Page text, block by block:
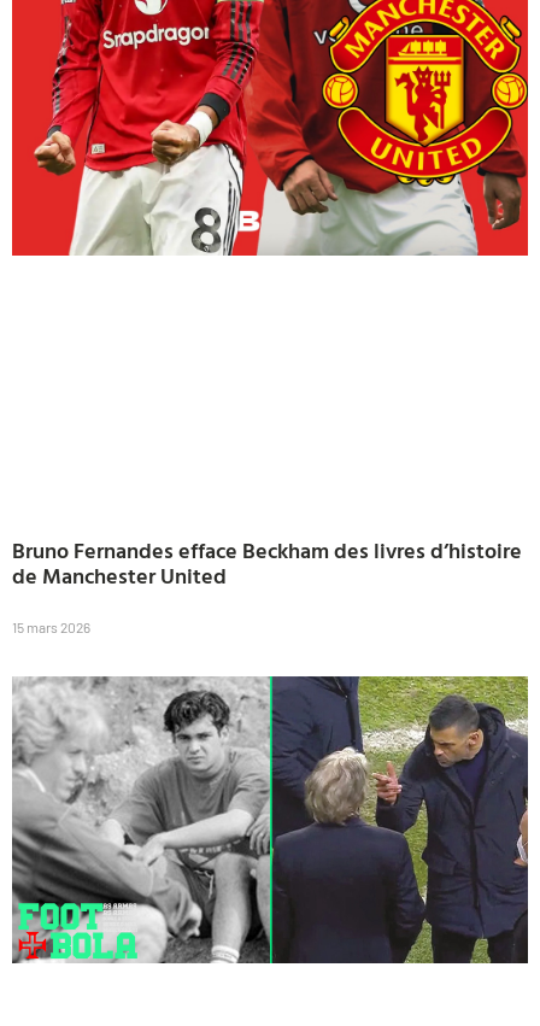
Bruno Fernandes efface Beckham des livres d’histoire
de Manchester United
15 mars 2026